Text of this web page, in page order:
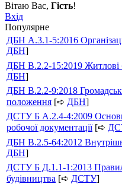
Вітаю Вас, Гість!
Вхід
Популярне
ДБН А.3.1-5:2016
ДБН]
ДБН В.2.2-15:2019 Житлові
ДБН]
ДБН В.2.2-9:2018
положення [➪ ДБН]
ДСТУ Б А.2.4-4:2009
робочої документації[➪
ДБН В.2.5-64:2012
ДБН]
ДСТУ Б Д.1.1-1:2013
будівництва [➪ ДСТУ]